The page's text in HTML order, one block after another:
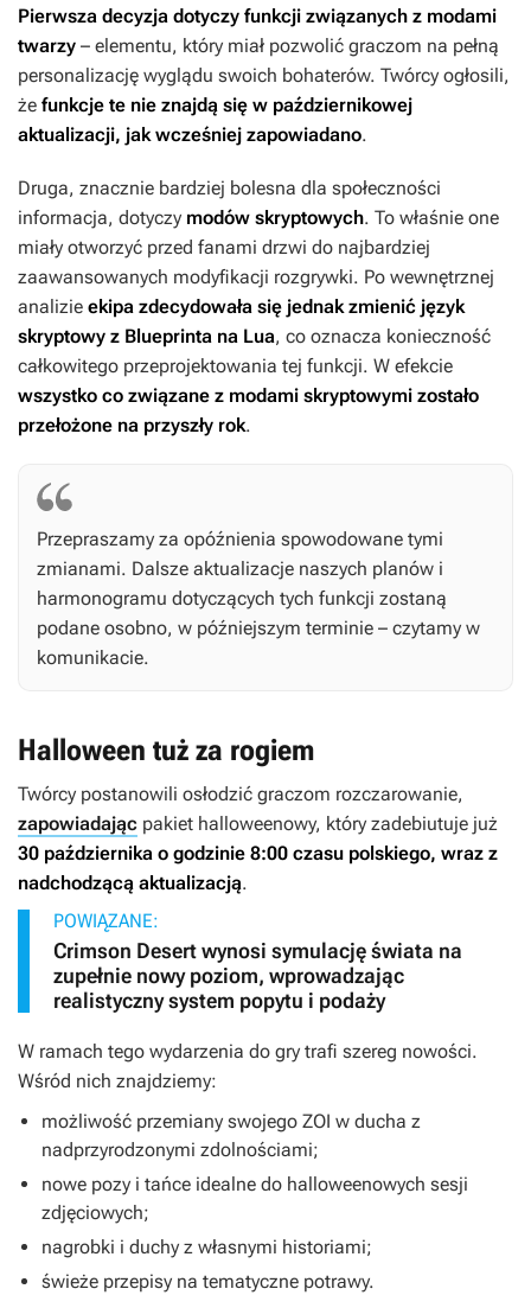
Pierwsza decyzja dotyczy funkcji związanych z modami
twarzy – elementu, który miał pozwolić graczom na pełną
personalizację wyglądu swoich bohaterów. Twórcy ogłosili,
że funkcje te nie znajdą się w październikowej
aktualizacji, jak wcześniej zapowiadano.
Druga, znacznie bardziej bolesna dla społeczności
informacja, dotyczy modów skryptowych. To właśnie one
miały otworzyć przed fanami drzwi do najbardziej
zaawansowanych modyfikacji rozgrywki. Po wewnętrznej
analizie ekipa zdecydowała się jednak zmienić język
skryptowy z Blueprinta na Lua, co oznacza konieczność
całkowitego przeprojektowania tej funkcji. W efekcie
wszystko co związane z modami skryptowymi zostało
przełożone na przyszły rok.
Przepraszamy za opóźnienia spowodowane tymi
zmianami. Dalsze aktualizacje naszych planów i
harmonogramu dotyczących tych funkcji zostaną
podane osobno, w późniejszym terminie – czytamy w
komunikacie.
Halloween tuż za rogiem
Twórcy postanowili osłodzić graczom rozczarowanie,
zapowiadając pakiet halloweenowy, który zadebiutuje już
30 października o godzinie 8:00 czasu polskiego, wraz z
nadchodzącą aktualizacją.
POWIĄZANE:
Crimson Desert wynosi symulację świata na
zupełnie nowy poziom, wprowadzając
realistyczny system popytu i podaży
W ramach tego wydarzenia do gry trafi szereg nowości.
Wśród nich znajdziemy:
możliwość przemiany swojego ZOI w ducha z
nadprzyrodzonymi zdolnościami;
nowe pozy i tańce idealne do halloweenowych sesji
zdjęciowych;
nagrobki i duchy z własnymi historiami;
świeże przepisy na tematyczne potrawy.